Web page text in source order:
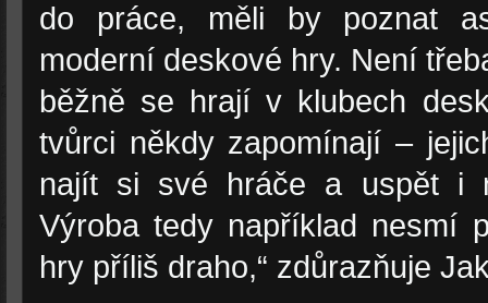
do práce, měli by poznat
moderní deskové hry. Není
běžně se hrají v klubech
tvůrci někdy zapomínají –
najít si své hráče a uspět i
Výroba tedy například nesmí
hry příliš draho,“ zdůrazňuje